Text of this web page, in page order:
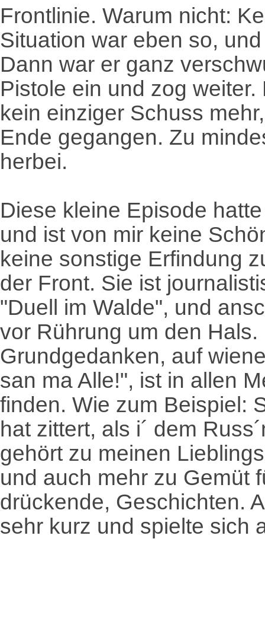
Frontlinie. Warum nicht:
Situation war eben so,
Dann war er ganz
Pistole ein und zog
kein einziger Schuss
Ende gegangen. Zu
herbei.
Diese kleine Episode
und ist von mir keine
keine sonstige Erfindung
der Front. Sie ist
"Duell im Walde", und
vor Rührung um den
Grundgedanken, auf
san ma Alle!", ist in allen
finden. Wie zum Beispiel:
hat zittert, als i´ dem
gehört zu meinen
und auch mehr zu Gemüt
drückende, Geschichten.
sehr kurz und spielte sich